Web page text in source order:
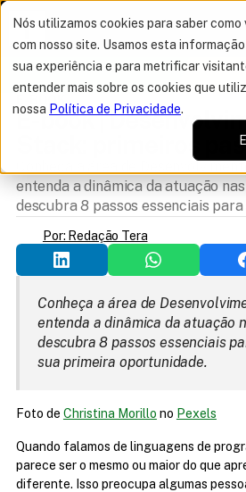
Nós utilizamos cookies para saber
com nosso site. Usamos esta
sua experiência e para metrificar
entender mais sobre os cookies que
nossa Política de Privacidade.
OFERTA DO ANO VAGAS
E-book |
Stack: primeiros
Conheça a área de
entenda a dinâmica da atuação
descubra 8 passos essenciais
Por: Redação Tera
Conheça a área de
entenda a dinâmica da atuação
descubra 8 passos essenciais
sua primeira oportunidade.
Foto de Christina Morillo no Pexels
Quando falamos de linguagens de
parece ser o mesmo ou maior do que
diferente. Isso preocupa algumas